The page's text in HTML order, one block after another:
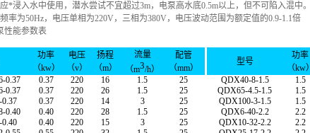
入水中使用，潜水尝试不宜超过3m，电泵高水底0.5m以上，但不可陷入混中。
为50Hz，电压单相为220V，三相为380V，电压波动范围为额定值的0.9-1.1倍
性能参数表
功率
（kw）
电压
（v）
扬程
（m）
流量
（m3/h）
配管
（mm）
型号
功率
（kw）
0.37
0.37 220 16 1.5 25 QDX40-8-1.5 1.5
0.37
0.37 220 26 1.5 25 QDX65-4.5-1.5 1.5
0.37 220 14 3 25 QDX100-3-1.5 1.5
0.40
0.40 220 28 1.5 25 QDX6-40-2.2 2.2
0.40 220 15 3 25 QDX10-32-2.2 2.2